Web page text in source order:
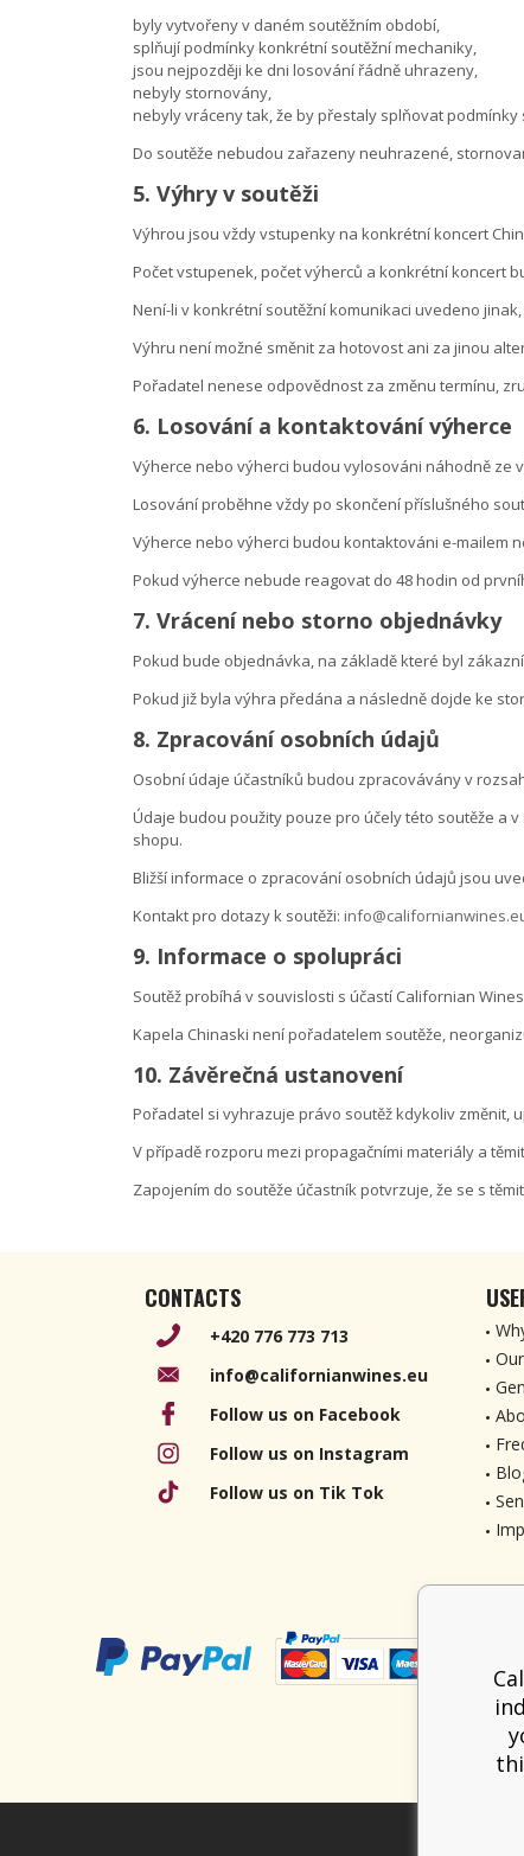
byly vytvořeny v daném soutěžním období,
splňují podmínky konkrétní soutěžní mechaniky,
jsou nejpozději ke dni losování řádně uhrazeny,
nebyly stornovány,
nebyly vráceny tak, že by přestaly splňovat podmínky
Do soutěže nebudou zařazeny neuhrazené,
5. Výhry v soutěži
Výhrou jsou vždy vstupenky na konkrétní koncert
Počet vstupenek, počet výherců a konkrétní koncert
Není-li v konkrétní soutěžní komunikaci uvedeno
Výhru není možné směnit za hotovost ani za jinou
Pořadatel nenese odpovědnost za změnu termínu,
6. Losování a kontaktování výherce
Výherce nebo výherci budou vylosováni náhodně ze
Losování proběhne vždy po skončení příslušného
Výherce nebo výherci budou kontaktováni e-mailem
Pokud výherce nebude reagovat do 48 hodin od
7. Vrácení nebo storno objednávky
Pokud bude objednávka, na základě které byl
Pokud již byla výhra předána a následně dojde ke
8. Zpracování osobních údajů
Osobní údaje účastníků budou zpracovávány v
Údaje budou použity pouze pro účely této soutěže a
shopu.
Bližší informace o zpracování osobních údajů jsou
Kontakt pro dotazy k soutěži:
9. Informace o spolupráci
Soutěž probíhá v souvislosti s účastí Californian
Kapela Chinaski není pořadatelem soutěže,
10. Závěrečná ustanovení
Pořadatel si vyhrazuje právo soutěž kdykoliv změnit,
V případě rozporu mezi propagačními materiály a
Zapojením do soutěže účastník potvrzuje, že se s
CONTACTS
+420 776 773 713
info@californianwines.eu
Follow us on Facebook
Follow us on Instagram
Follow us on Tik Tok